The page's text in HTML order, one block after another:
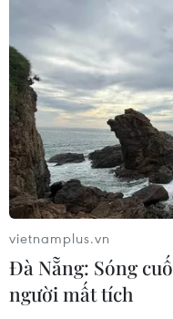
Nhà ở xã hội Hà
cần thể chế tốt
17/12/2016 04:04
Để hoàn thành mục
án nhà ở xã hội, Hà
vietnamplus.vn
Đà Nẵng: Sóng
người mất tích